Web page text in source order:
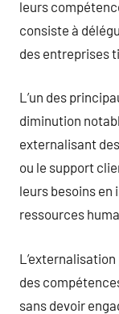
leurs
consiste à
des entreprises
L’un des
diminution
externalisant
ou le support
leurs besoins
ressources
des
sans devoir